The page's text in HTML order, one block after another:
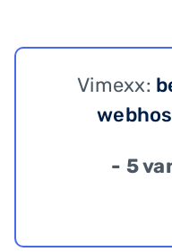
Vimexx:
- 5